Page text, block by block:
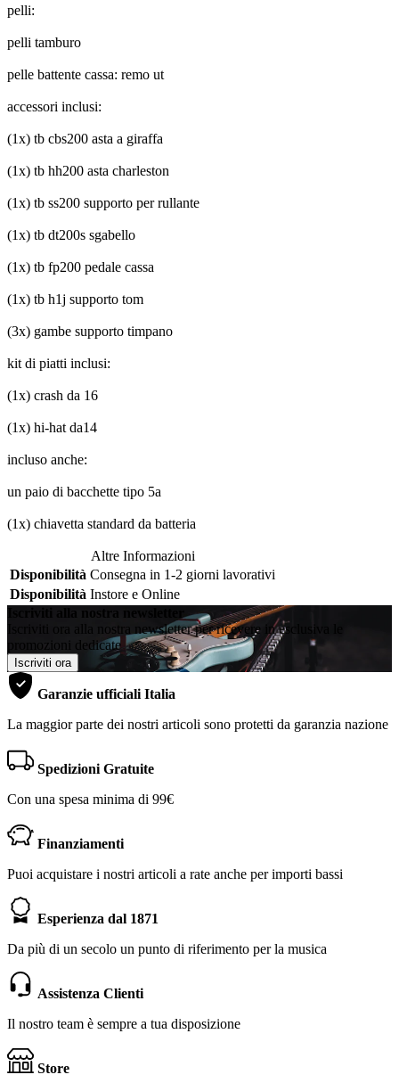
pelli:
pelli tamburo
pelle battente cassa: remo ut
accessori inclusi:
(1x) tb cbs200 asta a giraffa
(1x) tb hh200 asta charleston
(1x) tb ss200 supporto per rullante
(1x) tb dt200s sgabello
(1x) tb fp200 pedale cassa
(1x) tb h1j supporto tom
(3x) gambe supporto timpano
kit di piatti inclusi:
(1x) crash da 16
(1x) hi-hat da14
incluso anche:
un paio di bacchette tipo 5a
(1x) chiavetta standard da batteria
Altre Informazioni
Disponibilità Consegna in 1-2 giorni lavorativi
Disponibilità Instore e Online
Iscriviti alla nostra newsletter
Iscriviti ora alla nostra newsletter per ricevere in esclusiva le
promozioni dedicate
Iscriviti ora
Garanzie ufficiali Italia
La maggior parte dei nostri articoli sono protetti da garanzia nazione
Spedizioni Gratuite
Con una spesa minima di 99€
Finanziamenti
Puoi acquistare i nostri articoli a rate anche per importi bassi
Esperienza dal 1871
Da più di un secolo un punto di riferimento per la musica
Assistenza Clienti
Il nostro team è sempre a tua disposizione
Store